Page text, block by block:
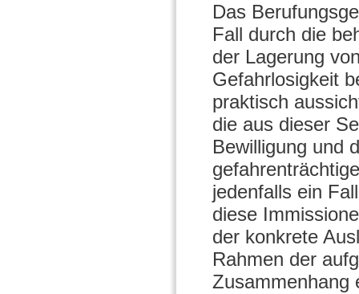
Das
Fall durch die
der Lagerung
Gefahrlosigkeit
praktisch
die aus dieser
Bewilligung und
jedenfalls ein
diese
der konkrete
Rahmen der
Zusammenhang